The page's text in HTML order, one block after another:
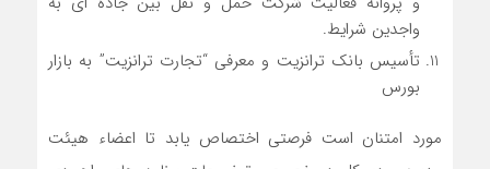
واجدین شرایط.
تأسیس بانک ترانزیت و معرفی “تجارت ترانزیت” به بازار
بورس
مورد امتنان است فرصتی اختصاص یابد تا اعضاء هیئت